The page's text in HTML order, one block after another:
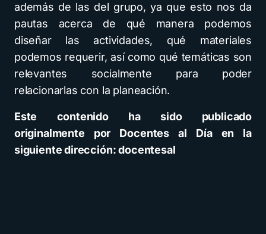
además de las del grupo, ya que esto nos da
pautas acerca de qué manera podemos
diseñar las actividades, qué materiales
podemos requerir, así como qué temáticas son
relevantes socialmente para poder
relacionarlas con la planeación.
Este contenido ha sido publicado
originalmente por Docentes al Día en la
siguiente dirección: docentesal